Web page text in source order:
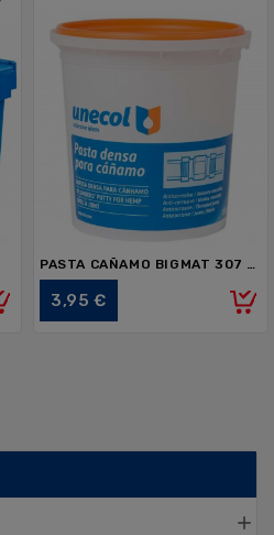
PASTA CAÑAMO BIGMAT 307 150g
3,95 €
